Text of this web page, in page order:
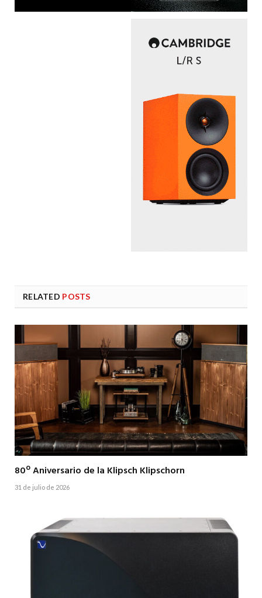
RELATED POSTS
80º Aniversario de la Klipsch Klipschorn
31 de julio de 2026